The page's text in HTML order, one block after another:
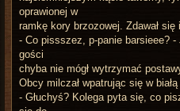
oprawionej w
ramkę kory brzozowej. Zdawał się
- Co pissszez, p-panie barsieee?
gości
chyba nie mógł wytrzymać
Obcy milczał wpatrując się w białą
- Głuchyś? Kolega pyta się, co